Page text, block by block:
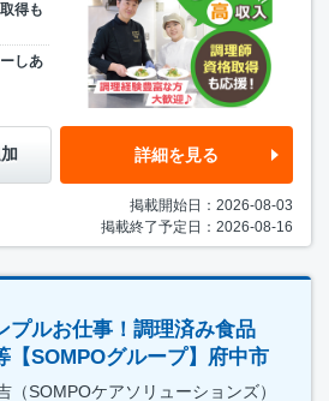
得も
しあ
詳細を見る
掲載開始日：2026-08-03
掲載終了予定日：2026-08-16
プルお仕事！調理済み食品
【SOMPOグループ】府中市
SOMPOケアソリューションズ）